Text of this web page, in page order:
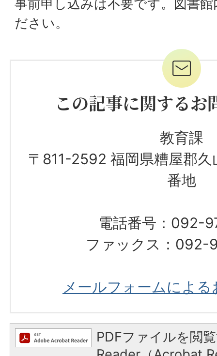
事前申し込みは不要です。図書
ださい。
この記事に関するお
教育課
〒811-2592 福岡県糟屋郡
番地
電話番号：092-
ファックス：092-
メールフォームによ
PDFファイルを閲